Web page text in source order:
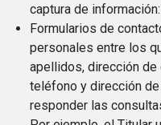
captura de información:
Formularios de
personales entre los
apellidos, dirección de
teléfono y dirección
responder las